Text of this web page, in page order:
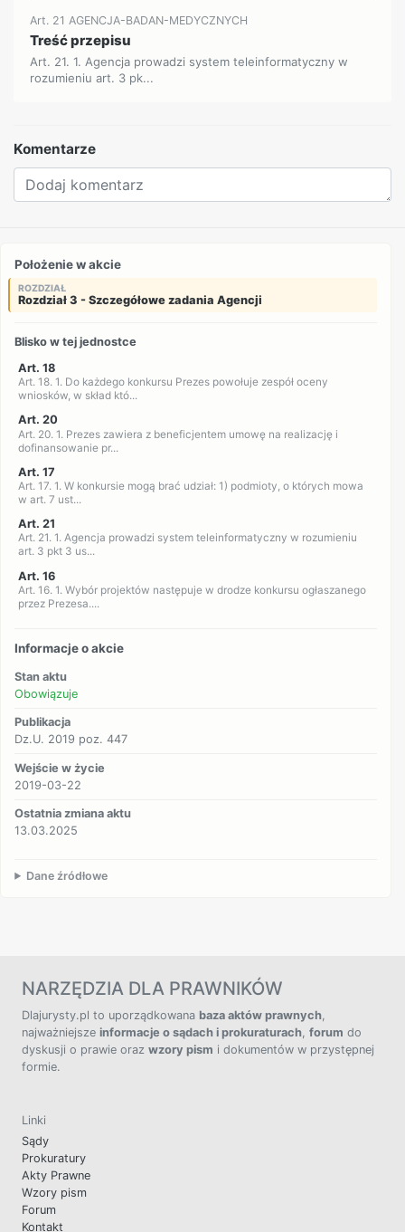
Art. 21 AGENCJA-BADAN-MEDYCZNYCH
Treść przepisu
Art. 21. 1. Agencja prowadzi system teleinformatyczny w
rozumieniu art. 3 pk...
Komentarze
Położenie w akcie
ROZDZIAŁ
Rozdział 3 - Szczegółowe zadania Agencji
Blisko w tej jednostce
Art. 18
Art. 18. 1. Do każdego konkursu Prezes powołuje zespół oceny
wniosków, w skład któ...
Art. 20
Art. 20. 1. Prezes zawiera z beneficjentem umowę na realizację i
dofinansowanie pr...
Art. 17
Art. 17. 1. W konkursie mogą brać udział: 1) podmioty, o których mowa
w art. 7 ust...
Art. 21
Art. 21. 1. Agencja prowadzi system teleinformatyczny w rozumieniu
art. 3 pkt 3 us...
Art. 16
Art. 16. 1. Wybór projektów następuje w drodze konkursu ogłaszanego
przez Prezesa....
Informacje o akcie
Stan aktu
Obowiązuje
Publikacja
Dz.U. 2019 poz. 447
Wejście w życie
2019-03-22
Ostatnia zmiana aktu
13.03.2025
Dane źródłowe
NARZĘDZIA DLA PRAWNIKÓW
Dlajurysty.pl to uporządkowana baza aktów prawnych,
najważniejsze informacje o sądach i prokuraturach, forum do
dyskusji o prawie oraz wzory pism i dokumentów w przystępnej
formie.
Linki
Sądy
Prokuratury
Akty Prawne
Wzory pism
Forum
Kontakt